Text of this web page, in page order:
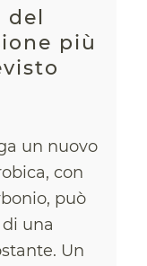
del
più
un nuovo
con
può
una
Un